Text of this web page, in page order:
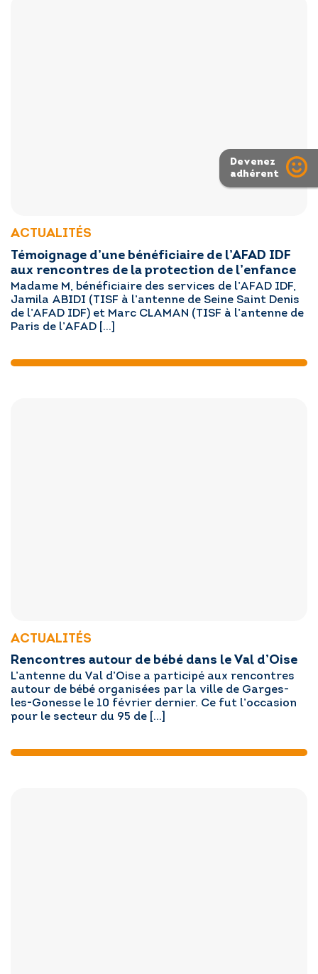
ACTUALITÉS
Témoignage d’une bénéficiaire de l’AFAD IDF
aux rencontres de la protection de l’enfance
Madame M, bénéficiaire des services de l’AFAD IDF,
Jamila ABIDI (TISF à l’antenne de Seine Saint Denis
de l’AFAD IDF) et Marc CLAMAN (TISF à l’antenne de
Paris de l’AFAD […]
ACTUALITÉS
Rencontres autour de bébé dans le Val d’Oise
L’antenne du Val d’Oise a participé aux rencontres
autour de bébé organisées par la ville de Garges-
les-Gonesse le 10 février dernier. Ce fut l’occasion
pour le secteur du 95 de […]
Devenez
adhérent